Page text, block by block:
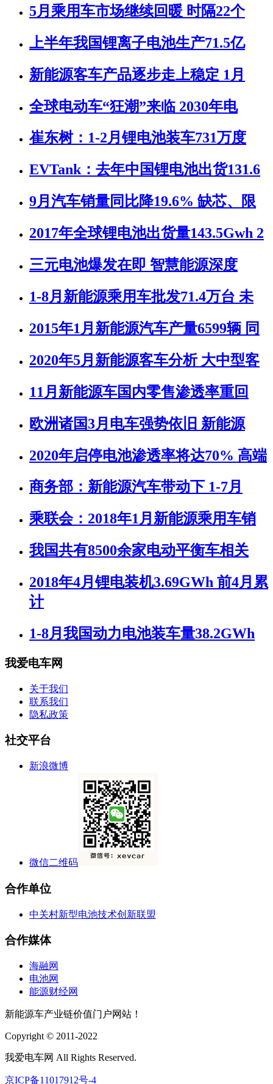
5月乘用车市场继续回暖 时隔22个
上半年我国锂离子电池生产71.5亿
新能源客车产品逐步走上稳定 1月
全球电动车“狂潮”来临 2030年电
崔东树：1-2月锂电池装车731万度
EVTank：去年中国锂电池出货131.6
9月汽车销量同比降19.6% 缺芯、限
2017年全球锂电池出货量143.5Gwh 2
三元电池爆发在即 智慧能源深度
1-8月新能源乘用车批发71.4万台 未
2015年1月新能源汽车产量6599辆 同
2020年5月新能源客车分析 大中型客
11月新能源车国内零售渗透率重回
欧洲诸国3月电车强势依旧 新能源
2020年启停电池渗透率将达70% 高端
商务部：新能源汽车带动下 1-7月
乘联会：2018年1月新能源乘用车销
我国共有8500余家电动平衡车相关
2018年4月锂电装机3.69GWh 前4月累
计
1-8月我国动力电池装车量38.2GWh
我爱电车网
关于我们
联系我们
隐私政策
社交平台
新浪微博
微信二维码
合作单位
中关村新型电池技术创新联盟
合作媒体
海融网
电池网
能源财经网
新能源车产业链价值门户网站！
Copyright © 2011-2022
我爱电车网 All Rights Reserved.
京ICP备11017912号-4